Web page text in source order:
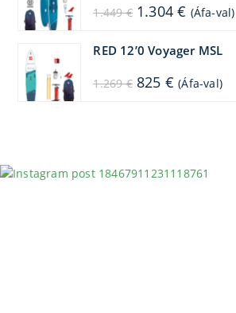
1.449€ Original
price
1.304€ Current
price
(Áfa-val)
RED 12’0 Voyager MSL
1.269€ Original
price
825 € Current
price
(Áfa-val)